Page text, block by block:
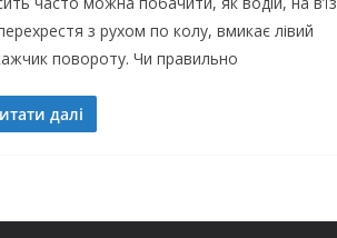
з рухом по колу, вмикає лівий
повороту. Чи правильно
далі